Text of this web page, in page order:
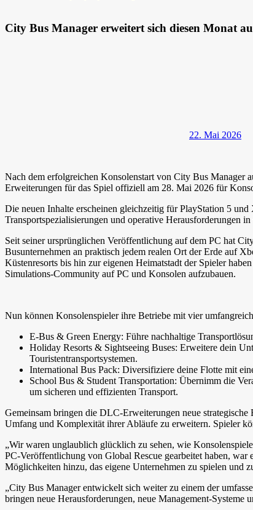
City Bus Manager erweitert sich diesen Monat
22. Mai 2026
Nach dem erfolgreichen Konsolenstart von City Bus Manager
Erweiterungen für das Spiel offiziell am 28. Mai 2026 für
Die neuen Inhalte erscheinen gleichzeitig für PlayStation 5
Transportspezialisierungen und operative Herausforderungen
Seit seiner ursprünglichen Veröffentlichung auf dem PC hat
Busunternehmen an praktisch jedem realen Ort der Erde auf
Küstenresorts bis hin zur eigenen Heimatstadt der Spieler
Simulations-Community auf PC und Konsolen aufzubauen.
Nun können Konsolenspieler ihre Betriebe mit vier
E-Bus & Green Energy: Führe nachhaltige
Holiday Resorts & Sightseeing Buses: Erweitere dein
Touristentransportsystemen.
International Bus Pack: Diversifiziere deine Flotte mit
School Bus & Student Transportation: Übernimm die
um sicheren und effizienten Transport.
Gemeinsam bringen die DLC-Erweiterungen neue
Umfang und Komplexität ihrer Abläufe zu erweitern. Spieler
„Wir waren unglaublich glücklich zu sehen, wie
PC-Veröffentlichung von Global Rescue gearbeitet haben,
Möglichkeiten hinzu, das eigene Unternehmen zu spielen und
„City Bus Manager entwickelt sich weiter zu einem der
bringen neue Herausforderungen, neue Management-Systeme